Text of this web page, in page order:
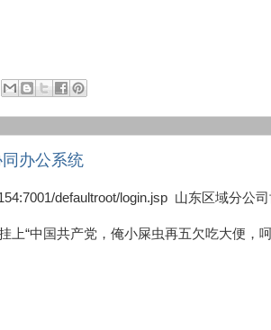
办公系统
defaultroot/login.jsp 山东区域分公
上“中国共产党，俺小屎虫再五欠吃大便，